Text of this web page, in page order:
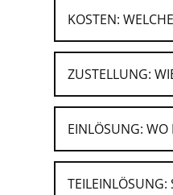
Wähle im
Wähle ein
Auf "Hier
Gebe im
KOSTEN:
ZUSTELLUNG:
EINLÖSUNG: WO